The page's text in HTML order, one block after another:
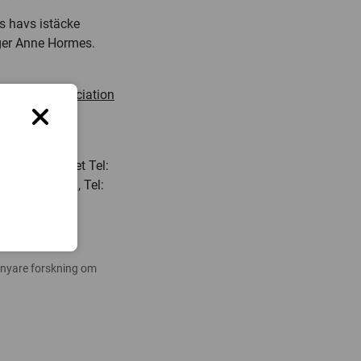
havs istäcke
Anne Hormes.
glaciation
universitet Tel:
Gjermundsen, Tel:
forskning om